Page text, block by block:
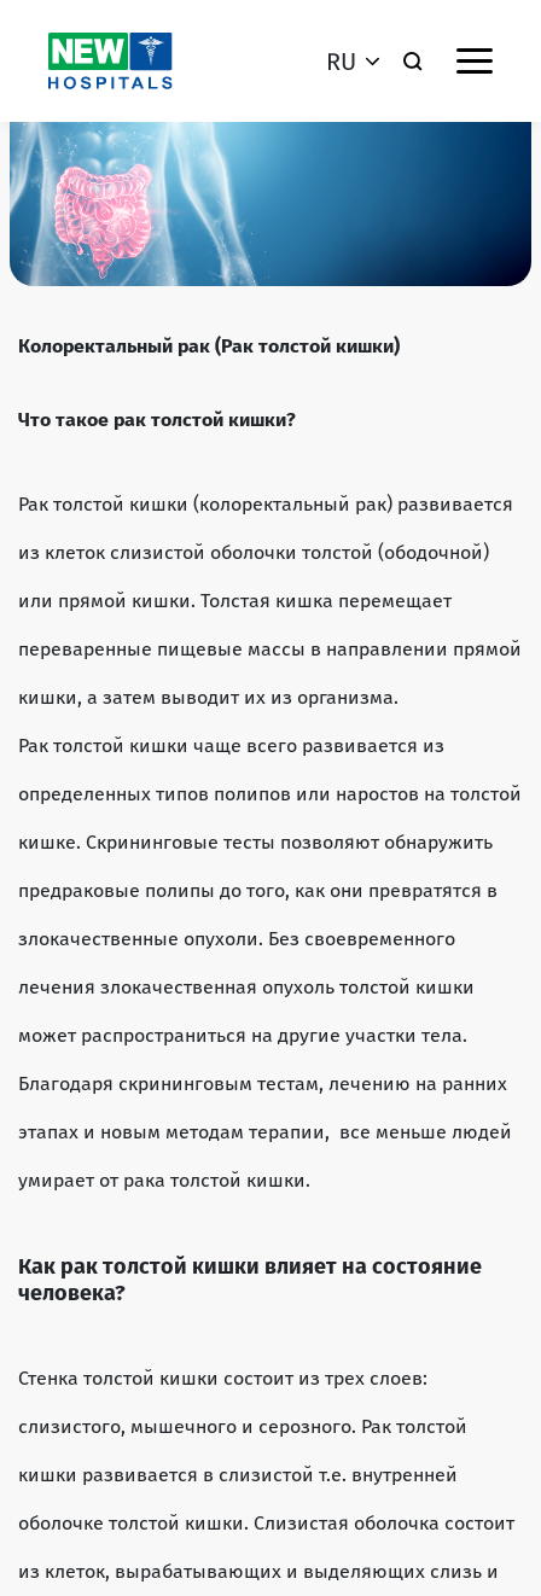
RU
Колоректальный рак (Рак толстой кишки)
Что такое рак толстой кишки?
Рак толстой кишки (колоректальный рак) развивается
из клеток слизистой оболочки толстой (ободочной)
или прямой кишки. Толстая кишка перемещает
переваренные пищевые массы в направлении прямой
кишки, а затем выводит их из организма.
Рак толстой кишки чаще всего развивается из
определенных типов полипов или наростов на толстой
кишке. Скрининговые тесты позволяют обнаружить
предраковые полипы до того, как они превратятся в
злокачественные опухоли. Без своевременного
лечения злокачественная опухоль толстой кишки
может распространиться на другие участки тела.
Благодаря скрининговым тестам, лечению на ранних
этапах и новым методам терапии, все меньше людей
умирает от рака толстой кишки.
Как рак толстой кишки влияет на состояние
человека?
Стенка толстой кишки состоит из трех слоев:
слизистого, мышечного и серозного. Рак толстой
кишки развивается в слизистой т.е. внутренней
оболочке толстой кишки. Слизистая оболочка состоит
из клеток, вырабатывающих и выделяющих слизь и